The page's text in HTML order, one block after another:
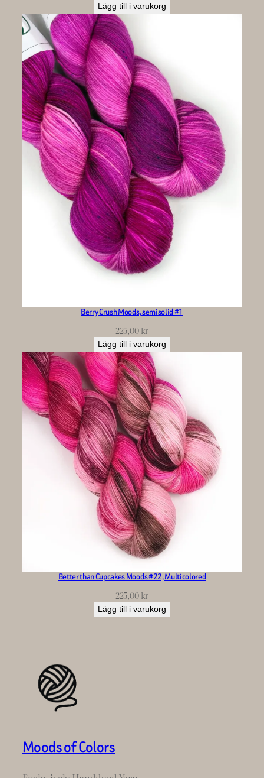
Lägg till i varukorg
Berry Crush Moods, semisolid #1
225,00kr
Lägg till i varukorg
Better than Cupcakes Moods #22, Multicolored
225,00kr
Lägg till i varukorg
Moods of Colors